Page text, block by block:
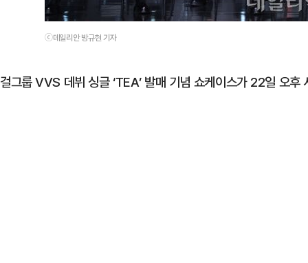
ⓒ데일리안 방규현 기자
걸그룹 VVS 데뷔 싱글 ‘TEA’ 발매 기념 쇼케이스가 22일 오후